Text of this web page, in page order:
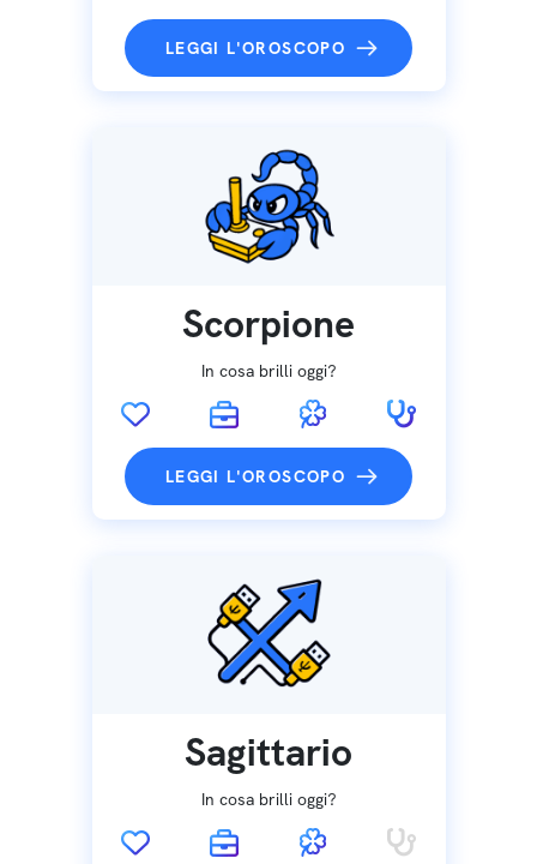
LEGGI L'OROSCOPO
Scorpione
In cosa brilli oggi?
LEGGI L'OROSCOPO
Sagittario
In cosa brilli oggi?